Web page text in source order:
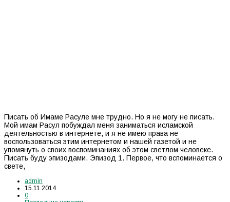
Писать об Имаме Расуле мне трудно. Но я не могу не писать.
Мой имам Расул побуждал меня заниматься исламской
деятельностью в интернете, и я не имею права не
воспользоваться этим интернетом и нашей газетой и не
упомянуть о своих воспоминаниях об этом светлом человеке.
Писать буду эпизодами. Эпизод 1. Первое, что вспоминается о
свете,
admin
15.11.2014
0